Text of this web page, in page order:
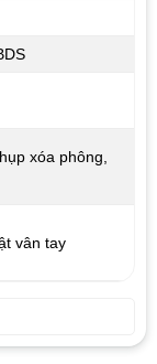
xóa phông,
vân tay